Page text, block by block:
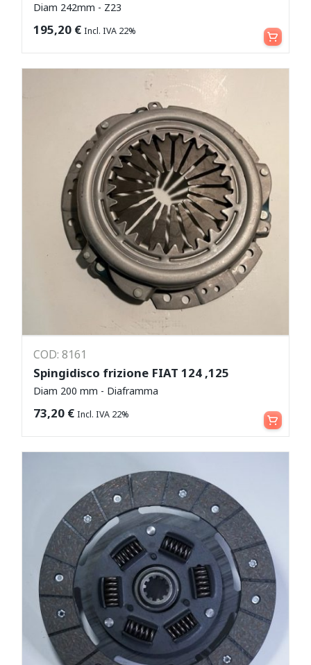
Diam 242mm - Z23
195,20 € Incl. IVA 22% Aggiungi al carrello
COD: 8161
Spingidisco frizione FIAT 124 ,125
Diam 200 mm - Diaframma
73,20 € Incl. IVA 22% Aggiungi al carrello